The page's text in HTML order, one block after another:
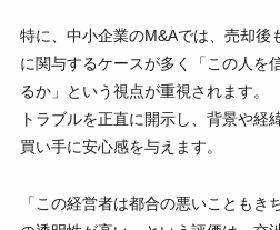
特に、中小企業のM&Aでは、売却後
に関与するケースが多く「この人を
るか」という視点が重視されます。
トラブルを正直に開示し、背景や経
買い手に安心感を与えます。
「この経営者は都合の悪いこともき